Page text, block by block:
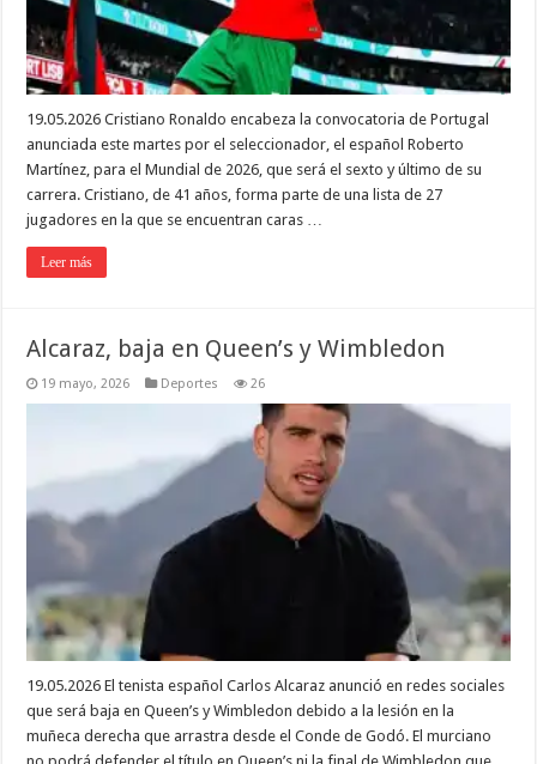
19.05.2026 Cristiano Ronaldo encabeza la convocatoria de Portugal
anunciada este martes por el seleccionador, el español Roberto
Martínez, para el Mundial de 2026, que será el sexto y último de su
carrera. Cristiano, de 41 años, forma parte de una lista de 27
jugadores en la que se encuentran caras …
Leer más
Alcaraz, baja en Queen’s y Wimbledon
19 mayo, 2026 Deportes 26
19.05.2026 El tenista español Carlos Alcaraz anunció en redes sociales
que será baja en Queen’s y Wimbledon debido a la lesión en la
muñeca derecha que arrastra desde el Conde de Godó. El murciano